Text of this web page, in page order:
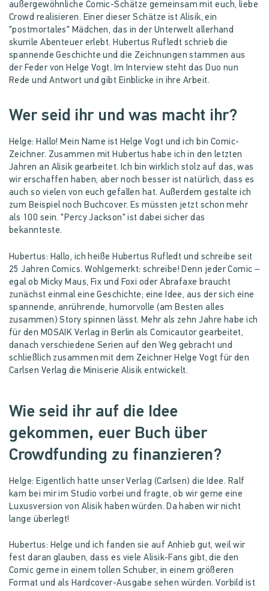
außergewöhnliche Comic-Schätze gemeinsam mit euch, liebe
Crowd realisieren. Einer dieser Schätze ist Alisik, ein
"postmortales" Mädchen, das in der Unterwelt allerhand
skurrile Abenteuer erlebt. Hubertus Rufledt schrieb die
spannende Geschichte und die Zeichnungen stammen aus
der Feder von Helge Vogt. Im Interview steht das Duo nun
Rede und Antwort und gibt Einblicke in ihre Arbeit.
Wer seid ihr und was macht ihr?
Helge: Hallo! Mein Name ist Helge Vogt und ich bin Comic-
Zeichner. Zusammen mit Hubertus habe ich in den letzten
Jahren an Alisik gearbeitet. Ich bin wirklich stolz auf das, was
wir erschaffen haben, aber noch besser ist natürlich, dass es
auch so vielen von euch gefallen hat. Außerdem gestalte ich
zum Beispiel noch Buchcover. Es müssten jetzt schon mehr
als 100 sein. "Percy Jackson" ist dabei sicher das
bekannteste.
Hubertus: Hallo, ich heiße Hubertus Rufledt und schreibe seit
25 Jahren Comics. Wohlgemerkt: schreibe! Denn jeder Comic –
egal ob Micky Maus, Fix und Foxi oder Abrafaxe braucht
zunächst einmal eine Geschichte; eine Idee, aus der sich eine
spannende, anrührende, humorvolle (am Besten alles
zusammen) Story spinnen lässt. Mehr als zehn Jahre habe ich
für den MOSAIK Verlag in Berlin als Comicautor gearbeitet,
danach verschiedene Serien auf den Weg gebracht und
schließlich zusammen mit dem Zeichner Helge Vogt für den
Carlsen Verlag die Miniserie Alisik entwickelt.
Wie seid ihr auf die Idee
gekommen, euer Buch über
Crowdfunding zu finanzieren?
Helge: Eigentlich hatte unser Verlag (Carlsen) die Idee. Ralf
kam bei mir im Studio vorbei und fragte, ob wir gerne eine
Luxusversion von Alisik haben würden. Da haben wir nicht
lange überlegt!
Hubertus: Helge und ich fanden sie auf Anhieb gut, weil wir
fest daran glauben, dass es viele Alisik-Fans gibt, die den
Comic gerne in einem tollen Schuber, in einem größeren
Format und als Hardcover-Ausgabe sehen würden. Vorbild ist